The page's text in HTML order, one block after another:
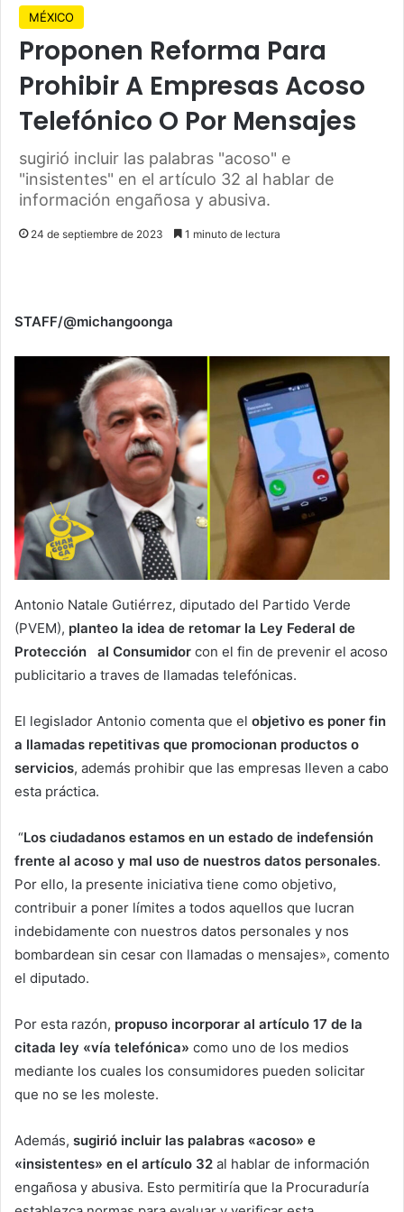
MÉXICO
Proponen Reforma Para
Prohibir A Empresas Acoso
Telefónico O Por Mensajes
sugirió incluir las palabras "acoso" e
"insistentes" en el artículo 32 al hablar de
información engañosa y abusiva.
24 de septiembre de 2023 1 minuto de lectura
STAFF/@michangoonga
Antonio Natale Gutiérrez, diputado del Partido Verde
(PVEM), planteo la idea de retomar la Ley Federal de
Protección al Consumidor con el fin de prevenir el acoso
publicitario a traves de llamadas telefónicas.
El legislador Antonio comenta que el objetivo es poner fin
a llamadas repetitivas que promocionan productos o
servicios, además prohibir que las empresas lleven a cabo
esta práctica.
“Los ciudadanos estamos en un estado de indefensión
frente al acoso y mal uso de nuestros datos personales.
Por ello, la presente iniciativa tiene como objetivo,
contribuir a poner límites a todos aquellos que lucran
indebidamente con nuestros datos personales y nos
bombardean sin cesar con llamadas o mensajes», comento
el diputado.
Por esta razón, propuso incorporar al artículo 17 de la
citada ley «vía telefónica» como uno de los medios
mediante los cuales los consumidores pueden solicitar
que no se les moleste.
Además, sugirió incluir las palabras «acoso» e
«insistentes» en el artículo 32 al hablar de información
engañosa y abusiva. Esto permitiría que la Procuraduría